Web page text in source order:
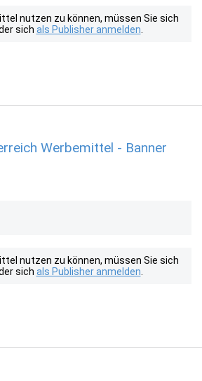
nutzen zu können, müssen Sie sich
sich als Publisher anmelden
Werbemittel - Banner
nutzen zu können, müssen Sie sich
sich als Publisher anmelden